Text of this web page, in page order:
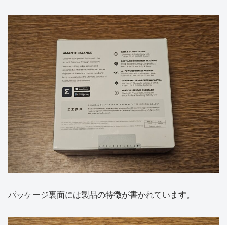
パッケージ裏面には製品の特徴が書かれています。